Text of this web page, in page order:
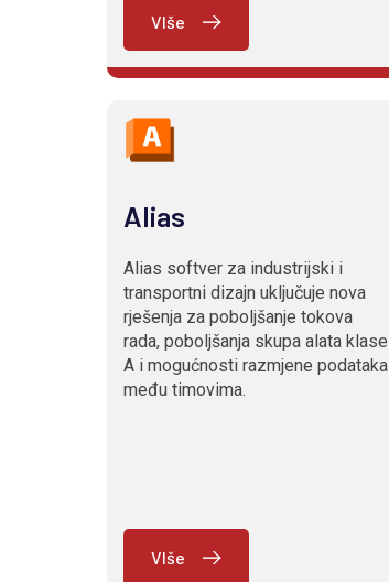
VIše
Alias
Alias softver za industrijski i
transportni dizajn uključuje nova
rješenja za poboljšanje tokova
rada, poboljšanja skupa alata klase
A i mogućnosti razmjene podataka
među timovima.
VIše